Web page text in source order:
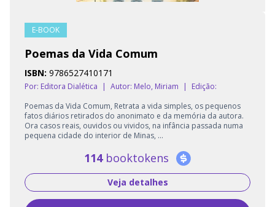
E-BOOK
Poemas da Vida Comum
ISBN: 9786527410171
Por: Editora Dialética Autor: Melo, Miriam
Edição:
Poemas da Vida Comum, Retrata a vida simples, os pequenos
fatos diários retirados do anonimato e da memória da autora.
Ora casos reais, ouvidos ou vividos, na infância passada numa
pequena cidade do interior de Minas, ...
114 booktokens
Veja detalhes